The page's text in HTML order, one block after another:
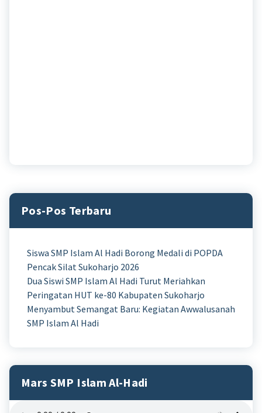
Pos-Pos Terbaru
Siswa SMP Islam Al Hadi Borong Medali di POPDA
Pencak Silat Sukoharjo 2026
Dua Siswi SMP Islam Al Hadi Turut Meriahkan
Peringatan HUT ke-80 Kabupaten Sukoharjo
Menyambut Semangat Baru: Kegiatan Awwalusanah
SMP Islam Al Hadi
Mars SMP Islam Al-Hadi